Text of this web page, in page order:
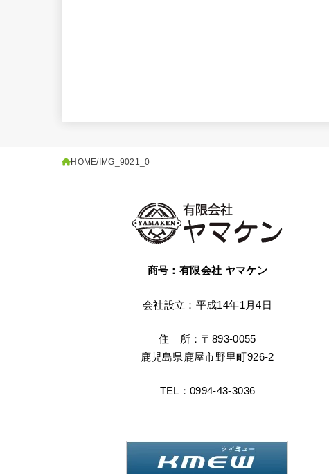
HOME IMG_9021_0
商号：有限会社 ヤマケン
会社設立：平成14年1月4日
住 所：〒893-0055
鹿児島県鹿屋市野里町926-2
TEL：0994-43-3036